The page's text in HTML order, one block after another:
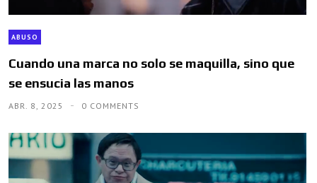
ABUSO
Cuando una marca no solo se maquilla, sino que
se ensucia las manos
ABR. 8, 2025 0 COMMENTS